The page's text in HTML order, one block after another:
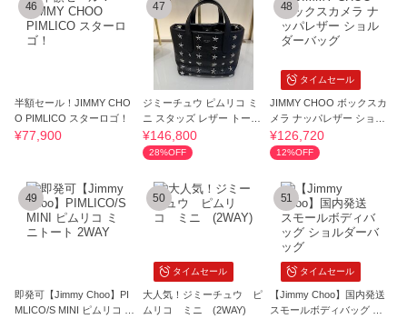
46
半額セール！JIMMY CHO
O PIMLICO スターロゴ！
¥77,900
47
ジミーチュウ ピムリコ ミ
ニ スタッズ レザー トート
バッグ
¥146,800
28%OFF
タイムセール
48
JIMMY CHOO ボックスカ
メラ ナッパレザー ショル
ダーバッグ
¥126,720
12%OFF
49
即発可【Jimmy Choo】PI
MLICO/S MINI ピムリコ ミ
タイムセール
50
大人気！ジミーチュウ ピ
ムリコ ミニ (2WAY)
タイムセール
51
【Jimmy Choo】国内発送
スモールボディバッグ シ